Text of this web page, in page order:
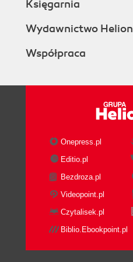
Księgarnia
Wydawnictwo Helion
Współpraca
Onepress.pl
Editio.pl
Bezdroza.pl
Videopoint.pl
Czytalisek.pl
Biblio.Ebookpoint.pl